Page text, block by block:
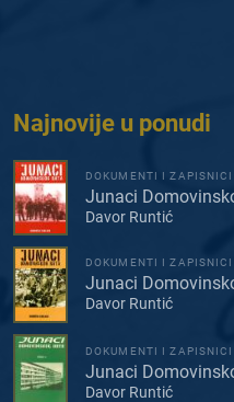
Najnovije u ponudi
DOKUMENTI I ZAPISNICI
Junaci
Davor Runtić
DOKUMENTI I ZAPISNICI
Junaci
Davor Runtić
DOKUMENTI I ZAPISNICI
Junaci
Davor Runtić